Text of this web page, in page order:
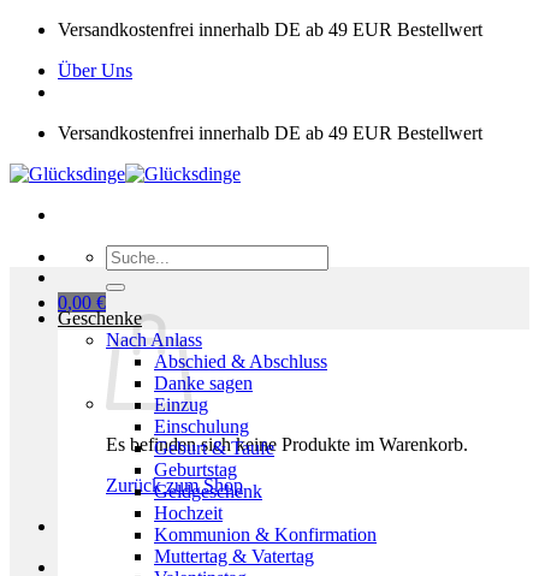
Zum
springen
Versandkostenfrei innerhalb DE ab 49 EUR Bestellwert
Über Uns
Versandkostenfrei innerhalb DE ab 49 EUR Bestellwert
Suchen
nach:
0,00 €
Es befinden sich keine Produkte im Warenkorb.
Zurück zum Shop
Geschenke
Nach Anlass
Abschied & Abschluss
Danke sagen
Einzug
Einschulung
Geburt & Taufe
Geburtstag
Geldgeschenk
Hochzeit
Kommunion & Konfirmation
Muttertag & Vatertag